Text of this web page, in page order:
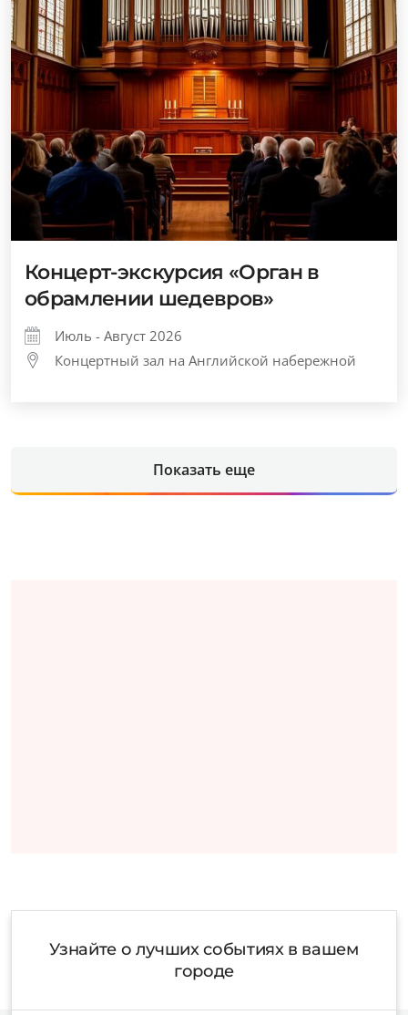
Концерт-экскурсия «Орган в
обрамлении шедевров»
Июль - Август 2026
Концертный зал на Английской набережной
Показать еще
Узнайте о лучших событиях в вашем
городе